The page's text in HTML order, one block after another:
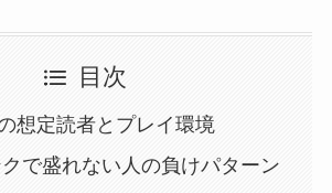
目次
想定読者とプレイ環境
で盛れない人の負けパターン